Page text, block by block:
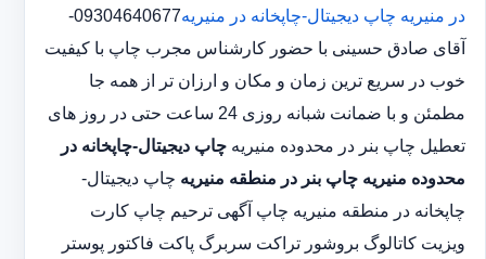
در منیریه چاپ دیجیتال-چاپخانه در منیریه
09304640677-
آقای صادق حسینی با حضور کارشناس مجرب چاپ با کیفیت
خوب در سریع ترین زمان و مکان و ارزان تر از همه جا
مطمئن و با ضمانت شبانه روزی 24 ساعت حتی در روز های
تعطیل چاپ بنر در محدوده منیریه چاپ دیجیتال-چاپخانه در
محدوده منیریه چاپ بنر در منطقه منیریه چاپ دیجیتال-
چاپخانه در منطقه منیریه چاپ آگهی ترحیم چاپ کارت
ویزیت کاتالوگ بروشور تراکت سربرگ پاکت فاکتور پوستر